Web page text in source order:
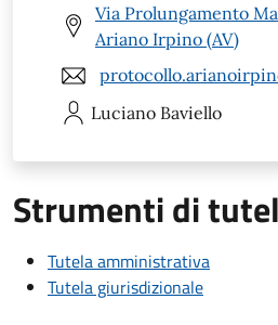
Via Prolungamento
Ariano Irpino (AV)
Luciano Baviello
Strumenti di
Tutela amministrativa
Tutela giurisdizionale